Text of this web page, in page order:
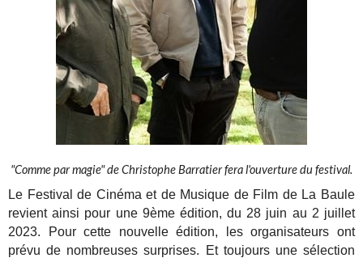
"Comme par magie" de Christophe Barratier fera l'ouverture du festival.
Le Festival de Cinéma et de Musique de Film de La Baule
revient ainsi pour une 9ème édition, du 28 juin au 2 juillet
2023.
Pour cette nouvelle édition, les organisateurs ont
prévu de nombreuses surprises. Et toujours une sélection